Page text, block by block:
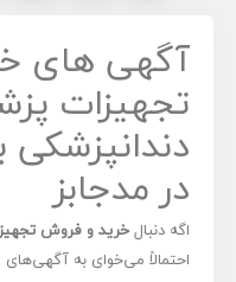
آگهی های
تجهیزات
دندانپزشکی
در مدجابز
اگه دنبالخرید و فروش
احتمالاً می‌خوای به آگهی‌های